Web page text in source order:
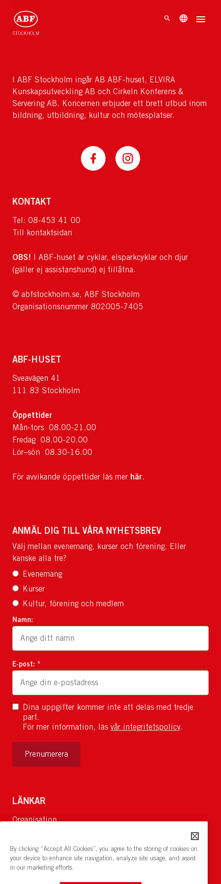
I ABF Stockholm ingår AB ABF-huset, ELVIRA
Kunskapsutveckling AB och Cirkeln Konferens &
Servering AB. Koncernen erbjuder ett brett utbud inom
bildning, utbildning, kultur och mötesplatser.
KONTAKT
Tel: 08-453 41 00
Till kontaktsidan
OBS! I ABF-huset är cyklar, elsparkcyklar och djur
(gäller ej assistanshund) ej tillåtna.
© abfstockholm.se, ABF Stockholm
Organisationsnummer 802005-7405
ABF-HUSET
Sveavägen 41
111 83 Stockholm
Öppettider
Mån-tors 08.00-21.00
Fredag 08.00-20.00
Lör–sön 08.30-16.00
För avvikande öppettider läs mer här.
ANMÄL DIG TILL VÅRA NYHETSBREV
Välj mellan evenemang, kurser och förening. Eller
kanske alla tre?
Evenemang
Kurser
Kultur, förening och medlem
Namn:
E-post: *
Dina uppgifter kommer inte att delas med tredje
part.
För mer information, läs vår integritetspolicy.
Prenumerera
LÄNKAR
Organisation
Lediga jobb
Nyheter och pressrum
Restaurang och konferens: cirkelnstockholm.se
By clicking “Accept All Cookies”, you agree to the storing of cookies on
your device to enhance site navigation, analyze site usage, and assist
in our marketing efforts.